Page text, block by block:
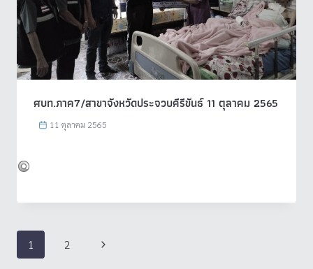
ศบท.ภาค7/สาขาจังหวัดประจวบคีรีขันธ์ 11 ตุลาคม 2565
11 ตุลาคม 2565
Page
navigation
1 2
Next